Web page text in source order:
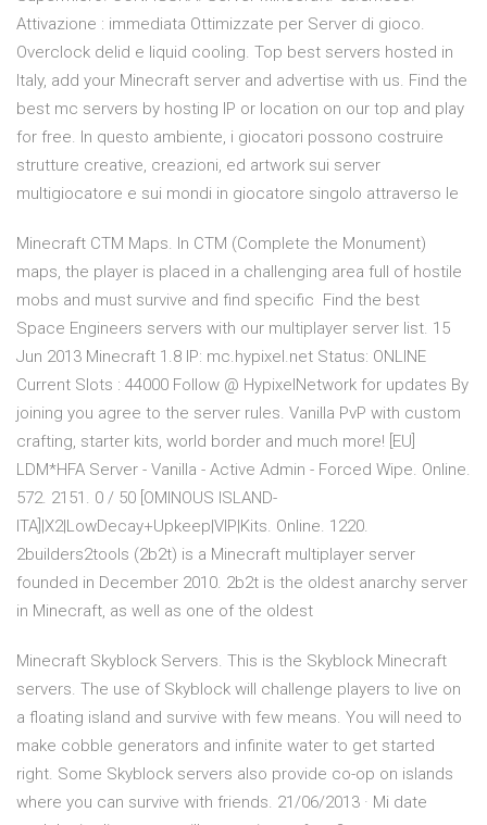
Attivazione : immediata Ottimizzate per Server di gioco.
Overclock delid e liquid cooling. Top best servers hosted in
Italy, add your Minecraft server and advertise with us. Find the
best mc servers by hosting IP or location on our top and play
for free. In questo ambiente, i giocatori possono costruire
strutture creative, creazioni, ed artwork sui server
multigiocatore e sui mondi in giocatore singolo attraverso le
Minecraft CTM Maps. In CTM (Complete the Monument)
maps, the player is placed in a challenging area full of hostile
mobs and must survive and find specific Find the best
Space Engineers servers with our multiplayer server list. 15
Jun 2013 Minecraft 1.8 IP: mc.hypixel.net Status: ONLINE
Current Slots : 44000 Follow @ HypixelNetwork for updates By
joining you agree to the server rules. Vanilla PvP with custom
crafting, starter kits, world border and much more! [EU]
LDM*HFA Server - Vanilla - Active Admin - Forced Wipe. Online.
572. 2151. 0 / 50 [OMINOUS ISLAND-
ITA]|X2|LowDecay+Upkeep|VIP|Kits. Online. 1220.
2builders2tools (2b2t) is a Minecraft multiplayer server
founded in December 2010. 2b2t is the oldest anarchy server
in Minecraft, as well as one of the oldest
Minecraft Skyblock Servers. This is the Skyblock Minecraft
servers. The use of Skyblock will challenge players to live on
a floating island and survive with few means. You will need to
make cobble generators and infinite water to get started
right. Some Skyblock servers also provide co-op on islands
where you can survive with friends. 21/06/2013 · Mi date